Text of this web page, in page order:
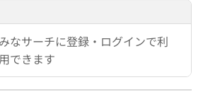
みなサーチに登録・ログインで利
用できます